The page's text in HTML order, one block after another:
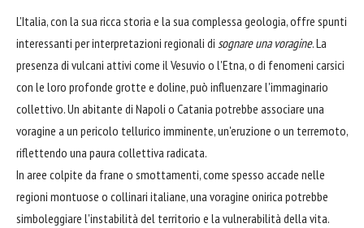
L'Italia, con la sua ricca storia e la sua complessa geologia, offre spunti
interessanti per interpretazioni regionali di sognare una voragine. La
presenza di vulcani attivi come il Vesuvio o l'Etna, o di fenomeni carsici
con le loro profonde grotte e doline, può influenzare l'immaginario
collettivo. Un abitante di Napoli o Catania potrebbe associare una
voragine a un pericolo tellurico imminente, un'eruzione o un terremoto,
riflettendo una paura collettiva radicata.
In aree colpite da frane o smottamenti, come spesso accade nelle
regioni montuose o collinari italiane, una voragine onirica potrebbe
simboleggiare l'instabilità del territorio e la vulnerabilità della vita.